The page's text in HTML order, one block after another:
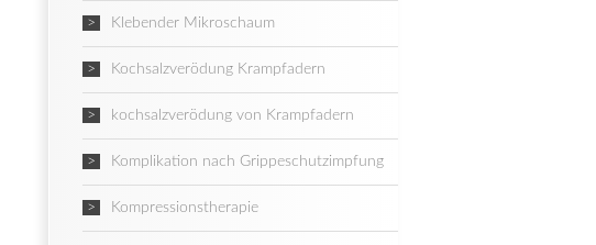
Klebender Mikroschaum
Kochsalzverödung Krampfadern
kochsalzverödung von Krampfadern
Komplikation nach Grippeschutzimpfung
Kompressionstherapie